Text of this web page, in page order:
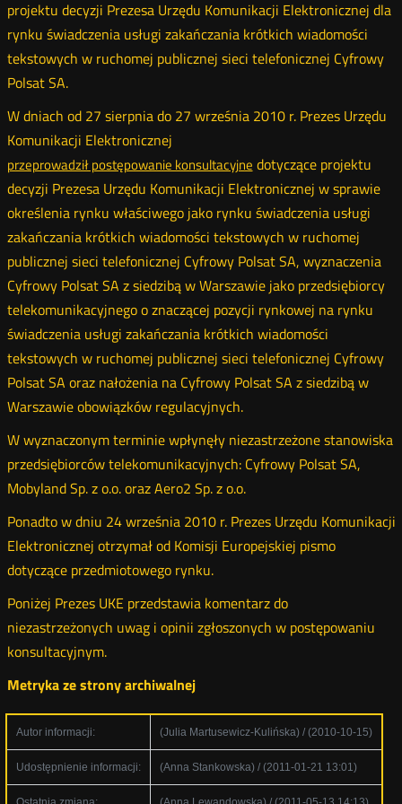
projektu decyzji Prezesa Urzędu Komunikacji Elektronicznej dla
rynku świadczenia usługi zakańczania krótkich wiadomości
tekstowych w ruchomej publicznej sieci telefonicznej Cyfrowy
Polsat SA.
W dniach od 27 sierpnia do 27 września 2010 r. Prezes Urzędu
Komunikacji Elektronicznej
przeprowadził postępowanie konsultacyjne dotyczące projektu
decyzji Prezesa Urzędu Komunikacji Elektronicznej w sprawie
określenia rynku właściwego jako rynku świadczenia usługi
zakańczania krótkich wiadomości tekstowych w ruchomej
publicznej sieci telefonicznej Cyfrowy Polsat SA, wyznaczenia
Cyfrowy Polsat SA z siedzibą w Warszawie jako przedsiębiorcy
telekomunikacyjnego o znaczącej pozycji rynkowej na rynku
świadczenia usługi zakańczania krótkich wiadomości
tekstowych w ruchomej publicznej sieci telefonicznej Cyfrowy
Polsat SA oraz nałożenia na Cyfrowy Polsat SA z siedzibą w
Warszawie obowiązków regulacyjnych.
W wyznaczonym terminie wpłynęły niezastrzeżone stanowiska
przedsiębiorców telekomunikacyjnych: Cyfrowy Polsat SA,
Mobyland Sp. z o.o. oraz Aero2 Sp. z o.o.
Ponadto w dniu 24 września 2010 r. Prezes Urzędu Komunikacji
Elektronicznej otrzymał od Komisji Europejskiej pismo
dotyczące przedmiotowego rynku.
Poniżej Prezes UKE przedstawia komentarz do
niezastrzeżonych uwag i opinii zgłoszonych w postępowaniu
konsultacyjnym.
Metryka ze strony archiwalnej
Autor informacji: (Julia Martusewicz-Kulińska) / (2010-10-15)
Udostępnienie informacji: (Anna Stankowska) / (2011-01-21 13:01)